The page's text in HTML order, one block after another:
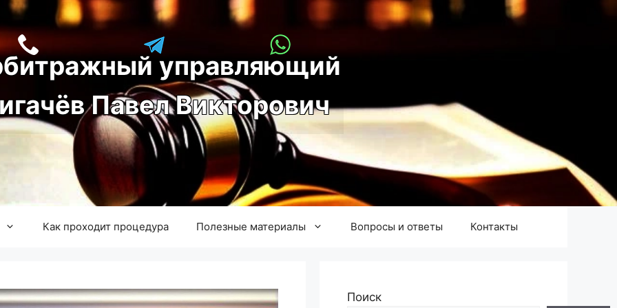
управляющий
игачёв Павел Викторович
Как проходит процедура Полезные материалы Вопросы и ответы Контакты
Поиск